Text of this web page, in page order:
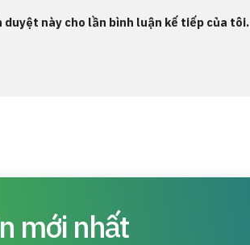
này cho lần bình luận kế tiếp của tôi.
mới nhất